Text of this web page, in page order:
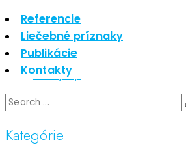
Referencie
Liečebné príznaky
Publikácie
Kontakty
Kategórie
Nezaradené
Skin Care
Zdravý štýl
Kategórie